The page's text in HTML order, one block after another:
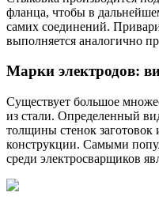
фланца, чтобы в
самих соединений.
выполняется аналогично
Марки электродов:
Существует большое
из стали. Определенный
толщины стенок заготовок
конструкции. Самыми
среди электросварщиков